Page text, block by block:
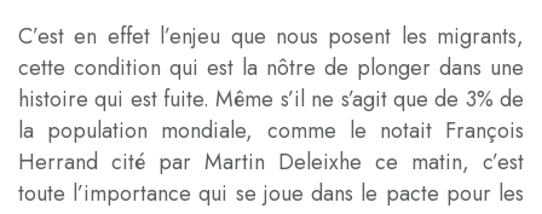
C’est en effet l’enjeu que nous posent les migrants,
cette condition qui est la nôtre de plonger dans une
histoire qui est fuite. Même s’il ne s’agit que de 3% de
la population mondiale, comme le notait François
Herrand cité par Martin Deleixhe ce matin, c’est
toute l’importance qui se joue dans le pacte pour les